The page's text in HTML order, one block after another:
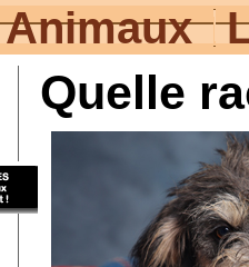
Animaux
Quelle